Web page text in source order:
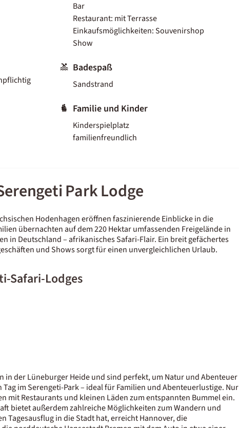
Bar
Restaurant: mit Terrasse
Einkaufsmöglichkeiten: Souvenirshop
Show
Badespaß
Sandstrand
Familie und Kinder
Kinderspielplatz
familienfreundlich
Park Lodge
Hodenhagen eröffnen faszinierende Einblicke in die
übernachten auf dem 220 Hektar umfassenden Freigelände in
in Deutschland – afrikanisches Safari-Flair. Ein breit gefächertes
und Shows sorgt für einen unvergleichlichen Urlaub.
Safari-Lodges
in der Lüneburger Heide und sind perfekt, um Natur und Abenteuer
im Serengeti-Park – ideal für Familien und Abenteuerlustige. Nur
mit Restaurants und kleinen Läden zum entspannten Bummel ein.
bietet außerdem zahlreiche Möglichkeiten zum Wandern und
Tagesausflug in die Stadt hat, erreicht Hannover, die